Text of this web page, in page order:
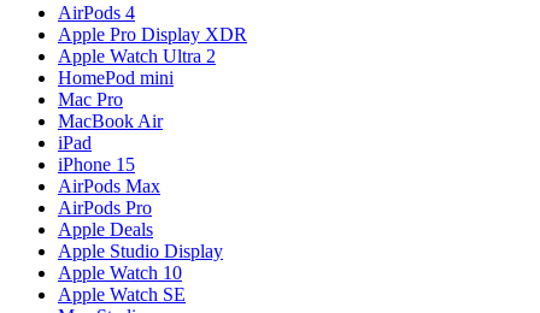
AirPods 4
Apple Pro Display XDR
Apple Watch Ultra 2
HomePod mini
Mac Pro
MacBook Air
iPad
iPhone 15
AirPods Max
AirPods Pro
Apple Deals
Apple Studio Display
Apple Watch 10
Apple Watch SE